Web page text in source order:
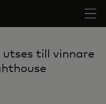
utses till vinnare